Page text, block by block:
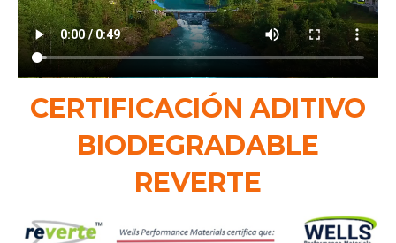
CERTIFICACIÓN ADITIVO
BIODEGRADABLE
REVERTE